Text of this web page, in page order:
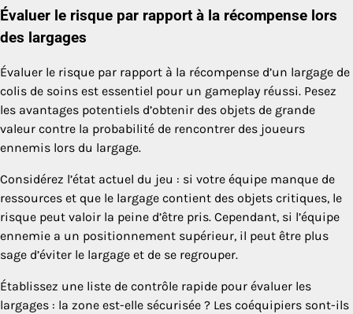
Évaluer le risque par rapport à la récompense lors
des largages
Évaluer le risque par rapport à la récompense d’un largage de
colis de soins est essentiel pour un gameplay réussi. Pesez
les avantages potentiels d’obtenir des objets de grande
valeur contre la probabilité de rencontrer des joueurs
ennemis lors du largage.
Considérez l’état actuel du jeu : si votre équipe manque de
ressources et que le largage contient des objets critiques, le
risque peut valoir la peine d’être pris. Cependant, si l’équipe
ennemie a un positionnement supérieur, il peut être plus
sage d’éviter le largage et de se regrouper.
Établissez une liste de contrôle rapide pour évaluer les
largages : la zone est-elle sécurisée ? Les coéquipiers sont-ils